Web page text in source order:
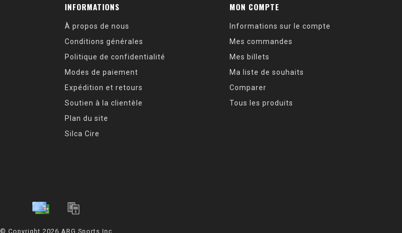
INFORMATIONS
À propos de nous
Conditions générales
Politique de confidentialité
Modes de paiement
Expédition et retours
Soutien à la clientèle
Plan du site
Silca Cire
MON COMPTE
Informations sur le compte
Mes commandes
Mes billets
Ma liste de souhaits
Comparer
Tous les produits
© Copyright 2026 ARG Sports Inc.